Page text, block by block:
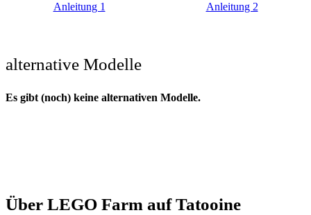
Anleitung 1 Anleitung 2
alternative Modelle
Es gibt (noch) keine alternativen Modelle.
Über LEGO Farm auf Tatooine